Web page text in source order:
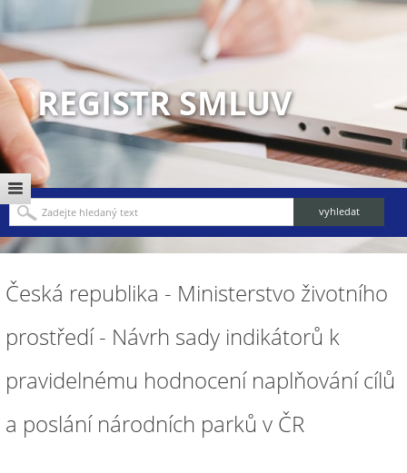
REGISTR SMLUV
Česká republika - Ministerstvo životního
prostředí - Návrh sady indikátorů k
pravidelnému hodnocení naplňování cílů
a poslání národních parků v ČR